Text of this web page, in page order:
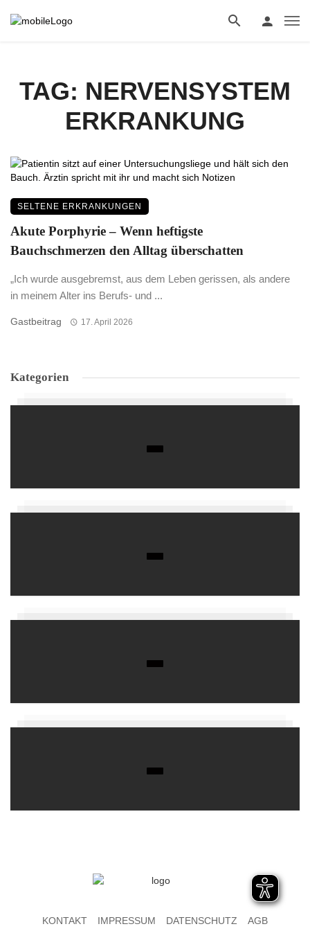
TAG: NERVENSYSTEM
ERKRANKUNG
SELTENE ERKRANKUNGEN
Akute Porphyrie – Wenn heftigste
Bauchschmerzen den Alltag überschatten
„Ich wurde ausgebremst, aus dem Leben gerissen, als andere
in meinem Alter ins Berufs- und ...
Gastbeitrag 17. April 2026
Kategorien
KONTAKT IMPRESSUM DATENSCHUTZ AGB